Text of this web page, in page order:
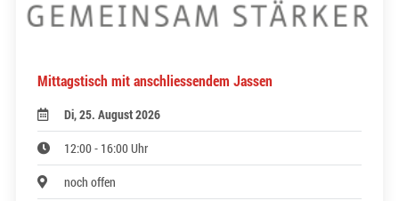
Mittagstisch mit anschliessendem Jassen
Di, 25. August 2026
12:00 - 16:00 Uhr
noch offen